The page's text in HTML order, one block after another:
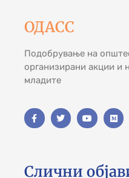
ОДАСС
Подобрување на
организирани акции и
младите
Слични